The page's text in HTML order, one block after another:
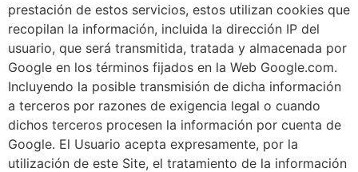
prestación de estos servicios, estos utilizan cookies que
recopilan la información, incluida la dirección IP del
usuario, que será transmitida, tratada y almacenada por
Google en los términos fijados en la Web Google.com.
Incluyendo la posible transmisión de dicha información
a terceros por razones de exigencia legal o cuando
dichos terceros procesen la información por cuenta de
Google. El Usuario acepta expresamente, por la
utilización de este Site, el tratamiento de la información